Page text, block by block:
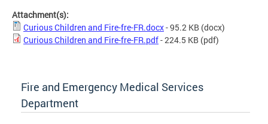
Attachment(s):
Curious Children and Fire-fre-FR.docx- 95.2 KB (docx)
Curious Children and Fire-fre-FR.pdf- 224.5 KB (pdf)
Fire and Emergency Medical Services
Department